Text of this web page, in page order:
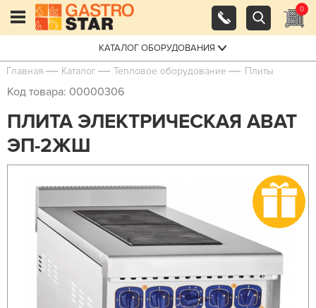
0
КАТАЛОГ ОБОРУДОВАНИЯ
Главная Каталог Тепловое оборудование Плиты
Код товара: 00000306
ПЛИТА ЭЛЕКТРИЧЕСКАЯ ABAT
ЭП-2ЖШ